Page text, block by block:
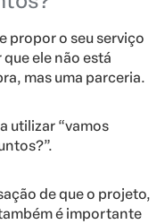
propor o seu serviço
ele não está
mas uma parceria.
utilizar “vamos
de que o projeto,
é importante